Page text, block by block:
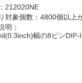
212020NE
対象個数：4800個以上
明：
幅の8ピン